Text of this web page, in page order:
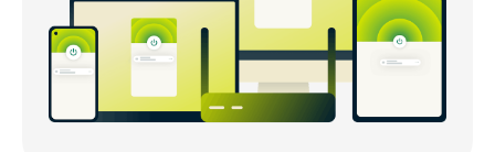
邪魔にならないVPNを体感しましょう
高速VPNプロトコル